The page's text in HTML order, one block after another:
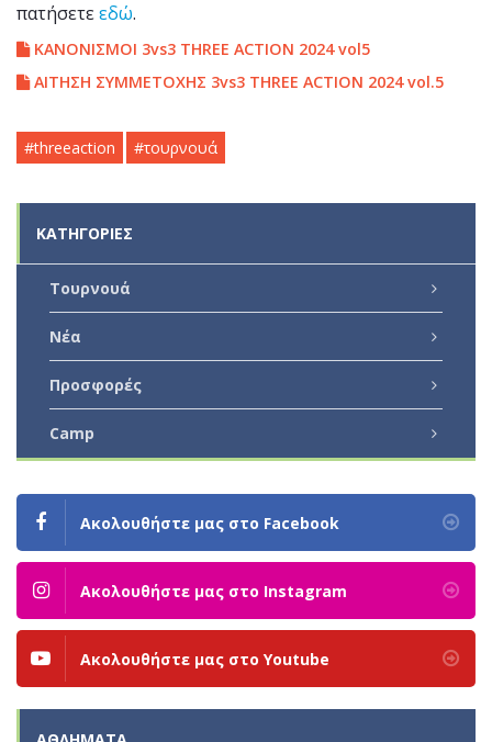
πατήσετεεδώ.
ΚΑΝΟΝΙΣΜΟΙ 3vs3 THREE ACTION 2024 vol5
ΑΙΤΗΣΗ ΣΥΜΜΕΤΟΧΗΣ 3vs3 THREE ACTION 2024 vol.5
#threeaction #τουρνουά
ΚΑΤΗΓΟΡΊΕΣ
Τουρνουά
Νέα
Προσφορές
Camp
Ακολουθήστε μας στο Facebook
Ακολουθήστε μας στο Instagram
Ακολουθήστε μας στο Youtube